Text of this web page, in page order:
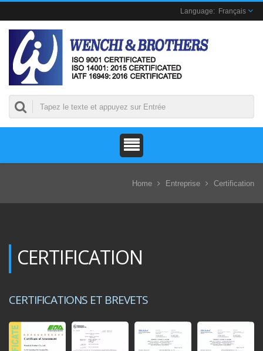
Français
Home Entreprise Certification
CERTIFICATION
CERTIFICATIONS ET BREVETS